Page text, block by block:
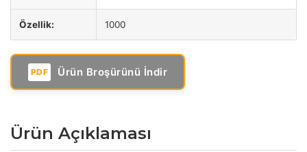
Özellik: 1000
PDF Ürün Broşürünü İndir
Ürün Açıklaması